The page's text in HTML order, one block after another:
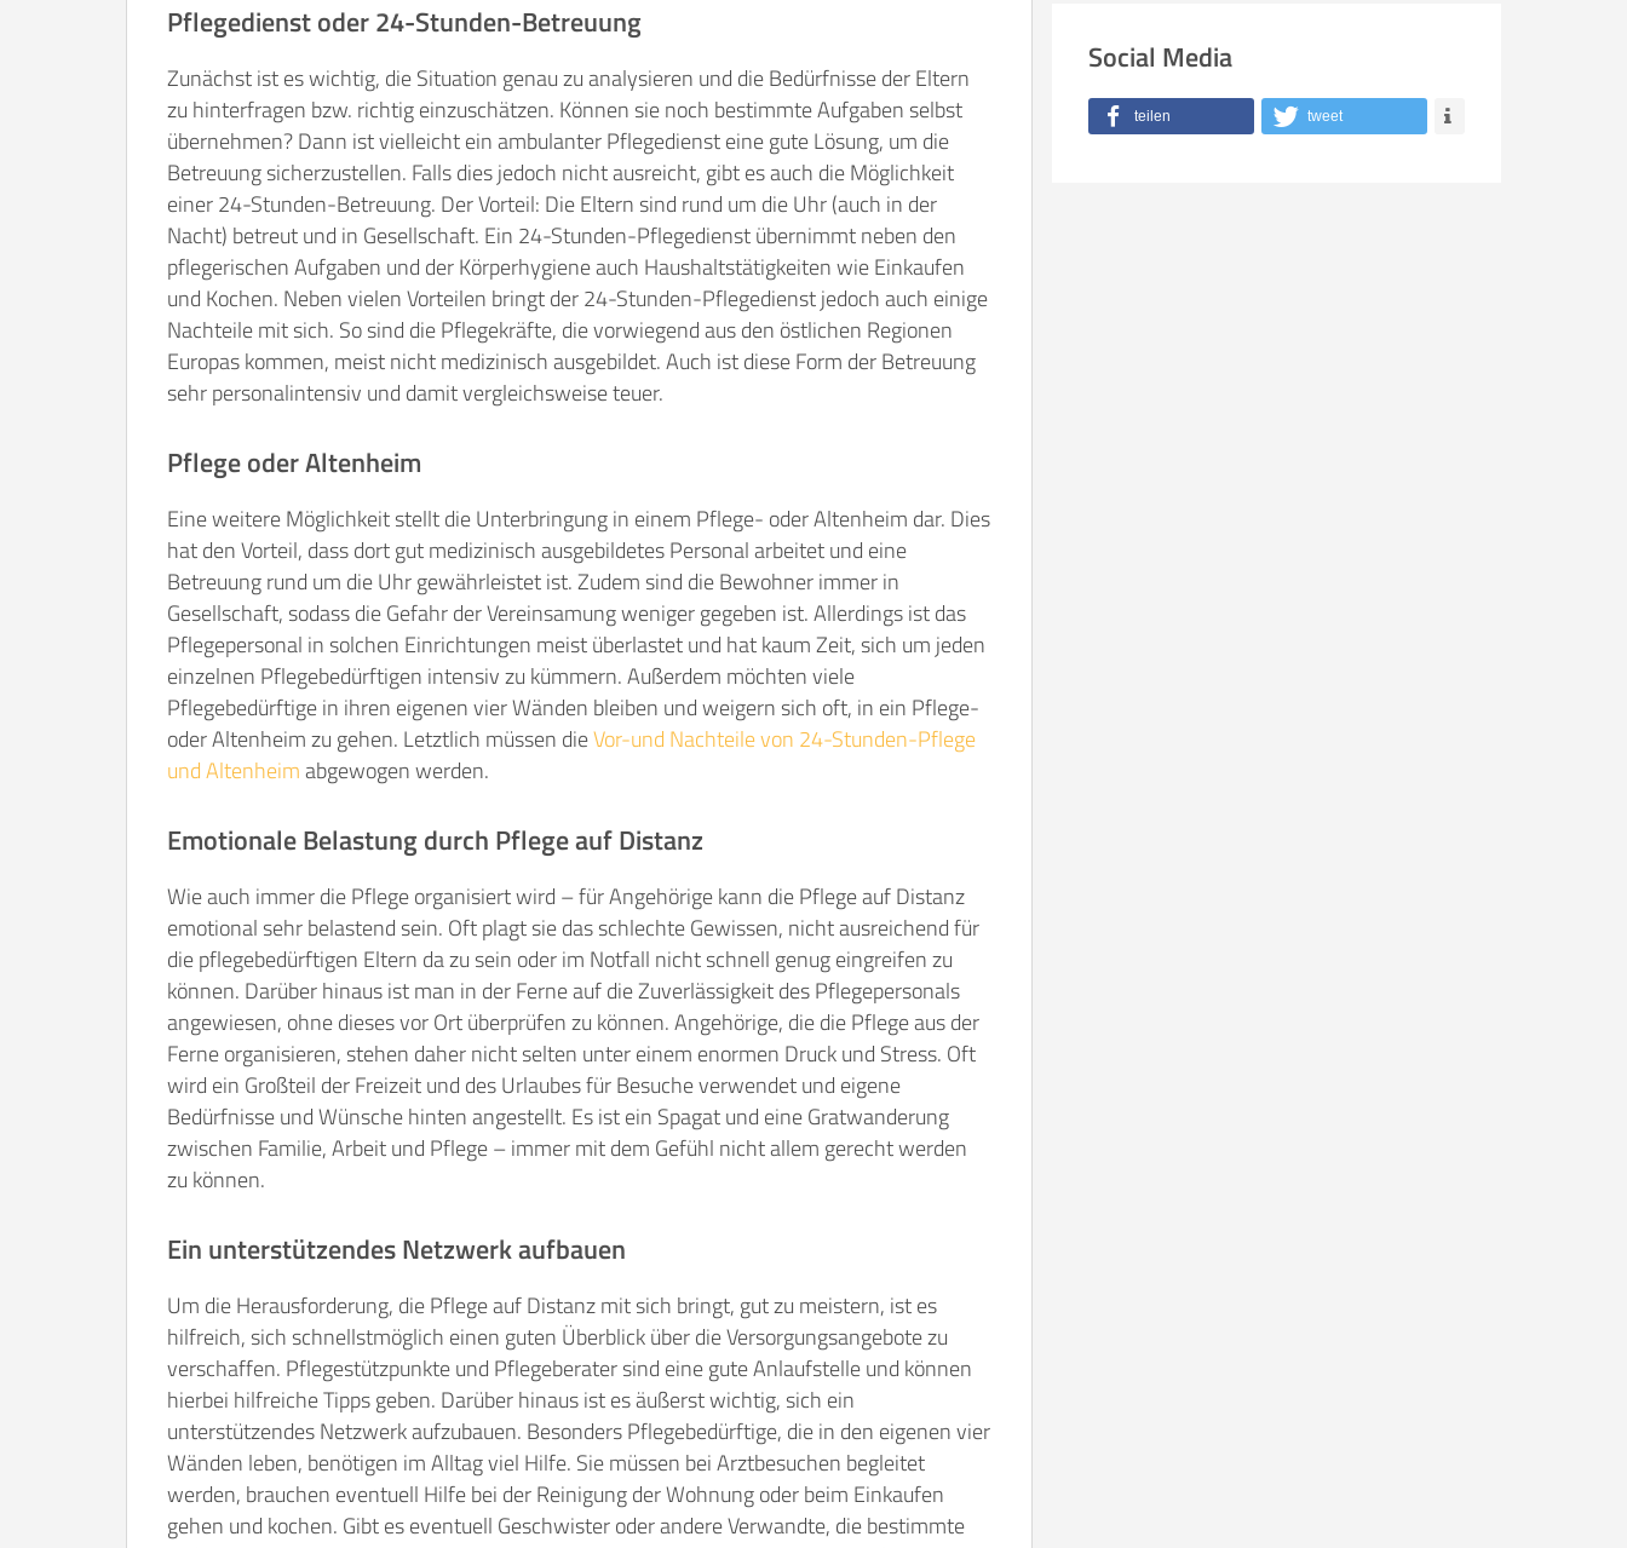
Pflegedienst oder 24-Stunden-Betreuung
Zunächst ist es wichtig, die Situation genau zu analysieren und die Bedürfnisse der Eltern
zu hinterfragen bzw. richtig einzuschätzen. Können sie noch bestimmte Aufgaben selbst
übernehmen? Dann ist vielleicht ein ambulanter Pflegedienst eine gute Lösung, um die
Betreuung sicherzustellen. Falls dies jedoch nicht ausreicht, gibt es auch die Möglichkeit
einer 24-Stunden-Betreuung. Der Vorteil: Die Eltern sind rund um die Uhr (auch in der
Nacht) betreut und in Gesellschaft. Ein 24-Stunden-Pflegedienst übernimmt neben den
pflegerischen Aufgaben und der Körperhygiene auch Haushaltstätigkeiten wie Einkaufen
und Kochen. Neben vielen Vorteilen bringt der 24-Stunden-Pflegedienst jedoch auch einige
Nachteile mit sich. So sind die Pflegekräfte, die vorwiegend aus den östlichen Regionen
Europas kommen, meist nicht medizinisch ausgebildet. Auch ist diese Form der Betreuung
sehr personalintensiv und damit vergleichsweise teuer.
Pflege oder Altenheim
Eine weitere Möglichkeit stellt die Unterbringung in einem Pflege- oder Altenheim dar. Dies
hat den Vorteil, dass dort gut medizinisch ausgebildetes Personal arbeitet und eine
Betreuung rund um die Uhr gewährleistet ist. Zudem sind die Bewohner immer in
Gesellschaft, sodass die Gefahr der Vereinsamung weniger gegeben ist. Allerdings ist das
Pflegepersonal in solchen Einrichtungen meist überlastet und hat kaum Zeit, sich um jeden
einzelnen Pflegebedürftigen intensiv zu kümmern. Außerdem möchten viele
Pflegebedürftige in ihren eigenen vier Wänden bleiben und weigern sich oft, in ein Pflege-
oder Altenheim zu gehen. Letztlich müssen dieVor-und Nachteile von 24-Stunden-Pflege
und Altenheimabgewogen werden.
Emotionale Belastung durch Pflege auf Distanz
Wie auch immer die Pflege organisiert wird – für Angehörige kann die Pflege auf Distanz
emotional sehr belastend sein. Oft plagt sie das schlechte Gewissen, nicht ausreichend für
die pflegebedürftigen Eltern da zu sein oder im Notfall nicht schnell genug eingreifen zu
können. Darüber hinaus ist man in der Ferne auf die Zuverlässigkeit des Pflegepersonals
angewiesen, ohne dieses vor Ort überprüfen zu können. Angehörige, die die Pflege aus der
Ferne organisieren, stehen daher nicht selten unter einem enormen Druck und Stress. Oft
wird ein Großteil der Freizeit und des Urlaubes für Besuche verwendet und eigene
Bedürfnisse und Wünsche hinten angestellt. Es ist ein Spagat und eine Gratwanderung
zwischen Familie, Arbeit und Pflege – immer mit dem Gefühl nicht allem gerecht werden
zu können.
Ein unterstützendes Netzwerk aufbauen
Um die Herausforderung, die Pflege auf Distanz mit sich bringt, gut zu meistern, ist es
hilfreich, sich schnellstmöglich einen guten Überblick über die Versorgungsangebote zu
verschaffen. Pflegestützpunkte und Pflegeberater sind eine gute Anlaufstelle und können
hierbei hilfreiche Tipps geben. Darüber hinaus ist es äußerst wichtig, sich ein
unterstützendes Netzwerk aufzubauen. Besonders Pflegebedürftige, die in den eigenen vier
Wänden leben, benötigen im Alltag viel Hilfe. Sie müssen bei Arztbesuchen begleitet
werden, brauchen eventuell Hilfe bei der Reinigung der Wohnung oder beim Einkaufen
gehen und kochen. Gibt es eventuell Geschwister oder andere Verwandte, die bestimmte
Social Media
teilen tweet